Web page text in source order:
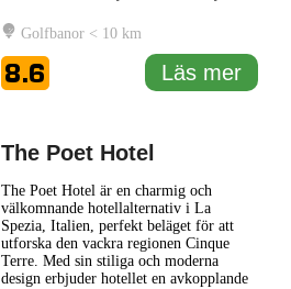
affärsresenärer och turister. Rummen på
NH La Spezia är stilfullt inredda och
utrustade med moderna bekvämligheter
för att säkerställa en angenäm... Läs mer
Golfbanor < 10 km
8.6 Läs mer
The Poet Hotel
The Poet Hotel är en charmig och
välkomnande hotellalternativ i La
Spezia, Italien, perfekt beläget för att
utforska den vackra regionen Cinque
Terre. Med sin stiliga och moderna
design erbjuder hotellet en avkopplande